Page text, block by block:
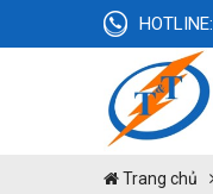
HOTLINE:
Trang chủ